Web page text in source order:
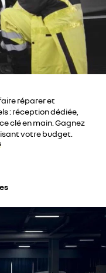
réparer et
: réception dédiée,
clé en main. Gagnez
votre budget.